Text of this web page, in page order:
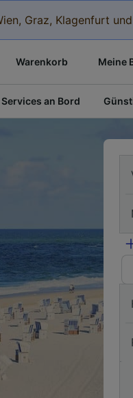
Graz, Klagenfurt
Warenkorb Meine
Services an Bord